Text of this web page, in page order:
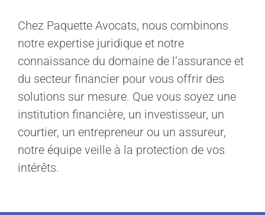
Chez Paquette Avocats, nous combinons
notre expertise juridique et notre
connaissance du domaine de l’assurance et
du secteur financier pour vous offrir des
solutions sur mesure. Que vous soyez une
institution financière, un investisseur, un
courtier, un entrepreneur ou un assureur,
notre équipe veille à la protection de vos
intérêts.